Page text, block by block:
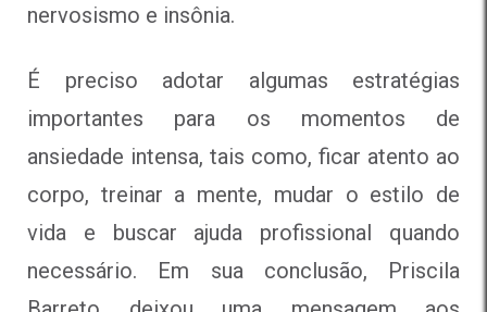
nervosismo e insônia.
É preciso adotar algumas estratégias
importantes para os momentos de
ansiedade intensa, tais como, ficar atento ao
corpo, treinar a mente, mudar o estilo de
vida e buscar ajuda profissional quando
necessário. Em sua conclusão, Priscila